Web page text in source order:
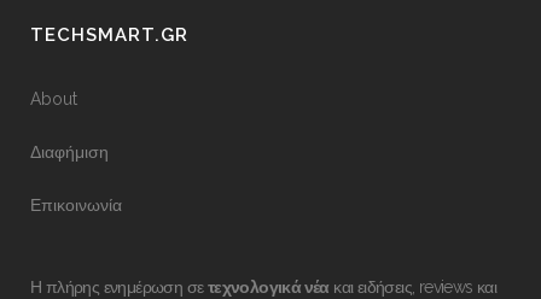
TECHSMART.GR
About
Διαφήμιση
Επικοινωνία
Η πλήρης ενημέρωση σετεχνολογικά νέα και ειδήσεις, reviews και